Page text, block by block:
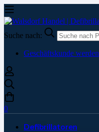
Suche nach:
Geschäftskunde werden
0
Defibrillatoren